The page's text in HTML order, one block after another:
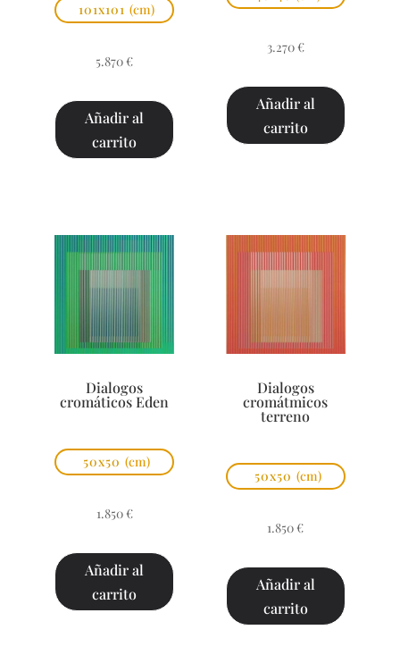
101x101 (cm)
5.870 €
Añadir al
carrito
3.270 €
Añadir al
carrito
Dialogos
cromáticos Eden
50x50 (cm)
1.850 €
Añadir al
carrito
Dialogos
cromátmicos
terreno
50x50 (cm)
1.850 €
Añadir al
carrito